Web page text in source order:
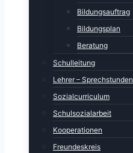
Bildungsauftrag
Bildungsplan
Beratung
Schulleitung
Lehrer – Sprechstunden
Sozialcurriculum
Schulsozialarbeit
Kooperationen
Freundeskreis